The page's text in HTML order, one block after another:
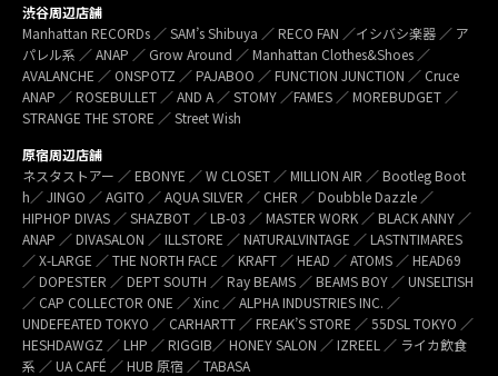
渋谷周辺店舗
Manhattan RECORDs ／ SAM’s Shibuya ／ RECO FAN ／イシバシ楽器 ／ ア
パレル系 ／ ANAP ／ Grow Around ／ Manhattan Clothes&Shoes ／
AVALANCHE ／ ONSPOTZ ／ PAJABOO ／ FUNCTION JUNCTION ／ Cruce
ANAP ／ ROSEBULLET ／ AND A ／ STOMY ／FAMES ／ MOREBUDGET ／
STRANGE THE STORE ／ Street Wish
原宿周辺店舗
ネスタストアー ／ EBONYE ／ W CLOSET ／ MILLION AIR ／ Bootleg Boot
h／ JINGO ／ AGITO ／ AQUA SILVER ／ CHER ／ Doubble Dazzle ／
HIPHOP DIVAS ／ SHAZBOT ／ LB-03 ／ MASTER WORK ／ BLACK ANNY ／
ANAP ／ DIVASALON ／ ILLSTORE ／ NATURALVINTAGE ／ LASTNTIMARES
／ X-LARGE ／ THE NORTH FACE ／ KRAFT ／ HEAD ／ ATOMS ／ HEAD69
／ DOPESTER ／ DEPT SOUTH ／ Ray BEAMS ／ BEAMS BOY ／ UNSELTISH
／ CAP COLLECTOR ONE ／ Xinc ／ ALPHA INDUSTRIES INC. ／
UNDEFEATED TOKYO ／ CARHARTT ／ FREAK’S STORE ／ 55DSL TOKYO ／
HESHDAWGZ ／ LHP ／ RIGGIB／ HONEY SALON ／ IZREEL ／ ライカ飲食
系 ／ UA CAFÉ ／ HUB 原宿 ／ TABASA